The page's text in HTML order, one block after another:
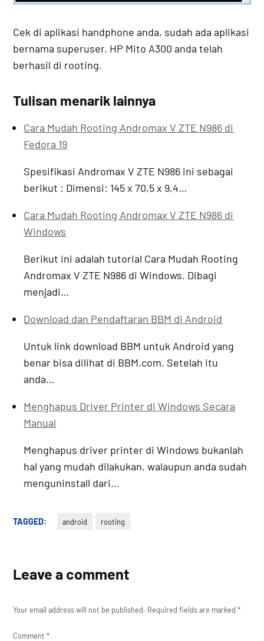
Cek di aplikasi handphone anda, sudah ada aplikasi
bernama superuser. HP Mito A300 anda telah
berhasil di rooting.
Tulisan menarik lainnya
Cara Mudah Rooting Andromax V ZTE N986 di
Fedora 19
Spesifikasi Andromax V ZTE N986 ini sebagai
berikut : Dimensi: 145 x 70,5 x 9,4…
Cara Mudah Rooting Andromax V ZTE N986 di
Windows
Berikut ini adalah tutorial Cara Mudah Rooting
Andromax V ZTE N986 di Windows. Dibagi
menjadi…
Download dan Pendaftaran BBM di Android
Untuk link download BBM untuk Android yang
benar bisa dilihat di BBM.com. Setelah itu
anda…
Menghapus Driver Printer di Windows Secara
Manual
Menghapus driver printer di Windows bukanlah
hal yang mudah dilakukan, walaupun anda sudah
menguninstall dari…
TAGGED: android rooting
Leave a comment
Your email address will not be published. Required fields are marked*
Comment*